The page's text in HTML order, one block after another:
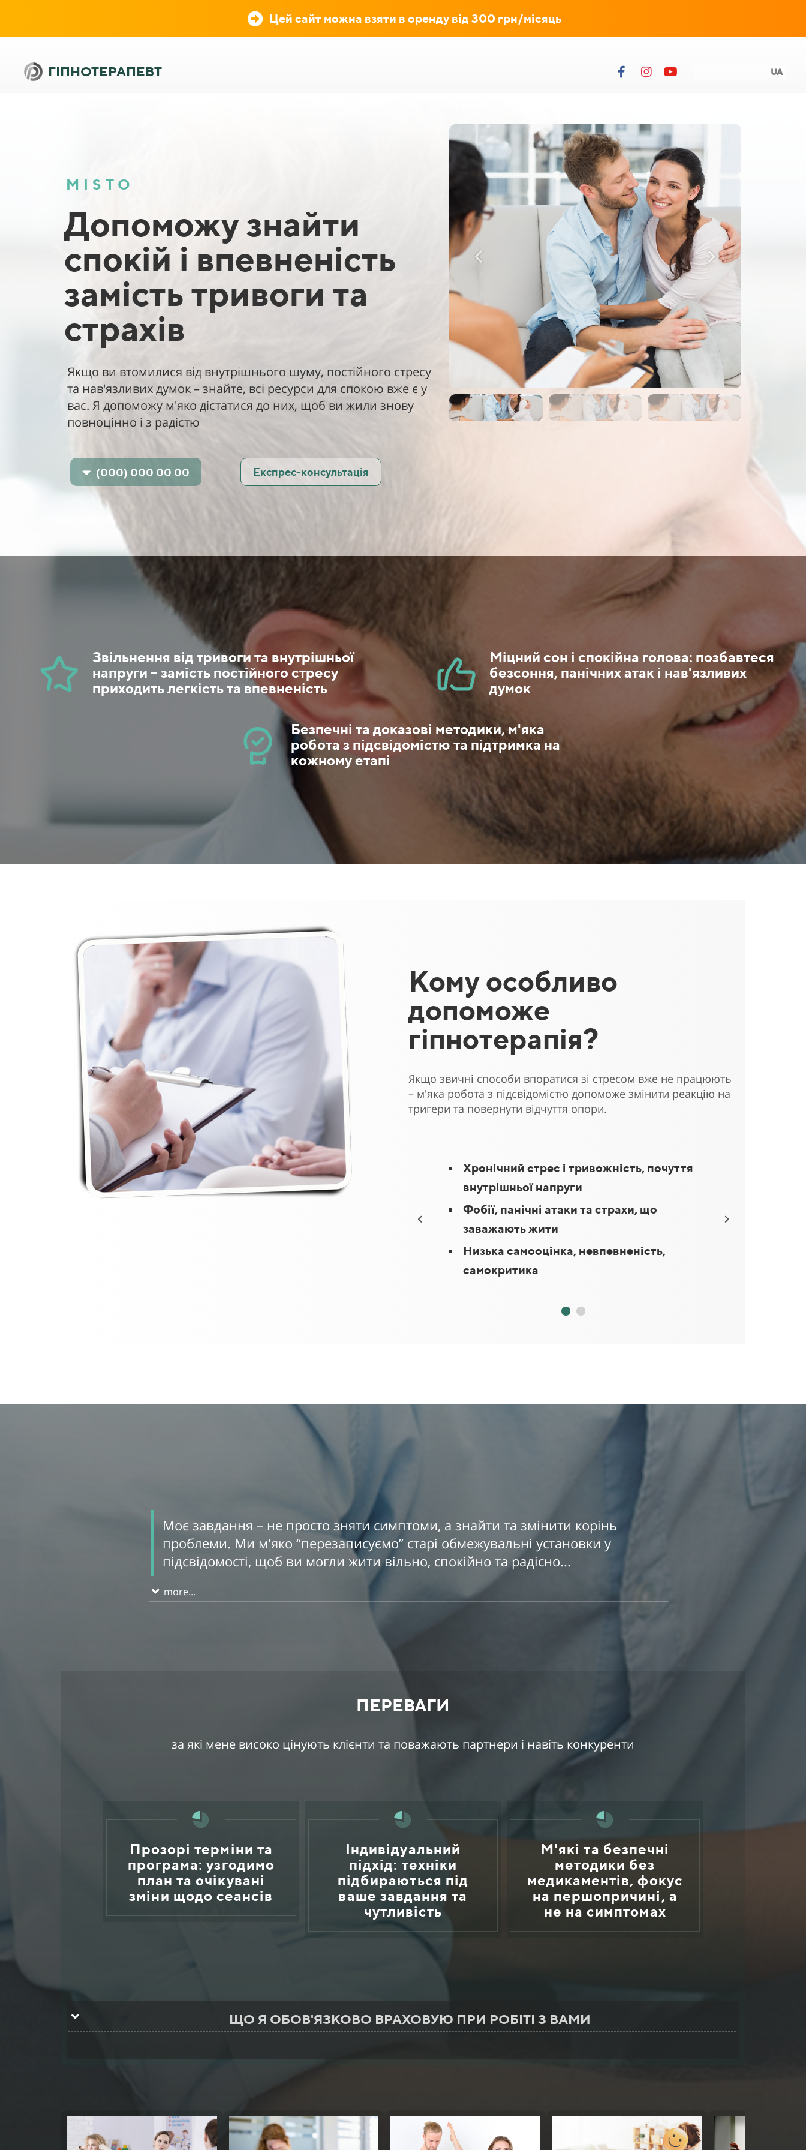
Цей сайт можна взяти в оренду вiд 300 грн/мiсяць
ГIПНОТЕРАПЕВТ UA
MISTO
Допоможу знайти
спокій і впевненість
замість тривоги та
страхів
Якщо ви втомилися від внутрішнього шуму, постійного стресу
та нав'язливих думок – знайте, всі ресурси для спокою вже є у
вас. Я допоможу м'яко дістатися до них, щоб ви жили знову
повноцінно і з радістю
(000) 000 00 00 Експрес-консультація
Звільнення від тривоги та внутрішньої
напруги – замість постійного стресу
приходить легкість та впевненість
Міцний сон і спокійна голова: позбавтеся
безсоння, панічних атак і нав'язливих
думок
Безпечні та доказові методики, м'яка
робота з підсвідомістю та підтримка на
кожному етапі
Кому особливо
допоможе
гіпнотерапія?
Якщо звичні способи впоратися зі стресом вже не працюють
– м'яка робота з підсвідомістю допоможе змінити реакцію на
тригери та повернути відчуття опори.
Хронічний стрес і тривожність, почуття
внутрішньої напруги
Фобії, панічні атаки та страхи, що
заважають жити
Низька самооцінка, невпевненість,
самокритика
Моє завдання – не просто зняти симптоми, а знайти та змінити корінь
проблеми. Ми м'яко “перезаписуємо” старі обмежувальні установки у
підсвідомості, щоб ви могли жити вільно, спокійно та радісно...
more...
ПЕРЕВАГИ
за які мене високо цінують клієнти та поважають партнери і навіть конкуренти
Прозорі терміни та
програма: узгодимо
план та очікувані
зміни щодо сеансів
Індивідуальний
підхід: техніки
підбираються під
ваше завдання та
чутливість
М'які та безпечні
методики без
медикаментів, фокус
на першопричині, а
не на симптомах
ЩО Я ОБОВ'ЯЗКОВО ВРАХОВУЮ ПРИ РОБІТІ З ВАМИ